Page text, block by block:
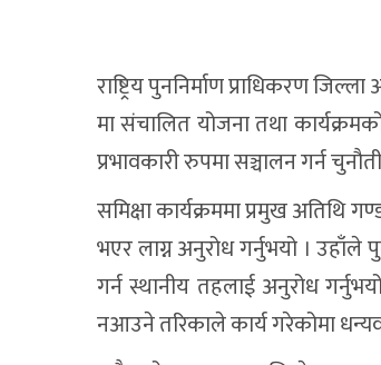
राष्ट्रिय पुननिर्माण प्राधिकरण
मा संचालित योजना तथा
प्रभावकारी रुपमा सञ्चालन गर्न
समिक्षा कार्यक्रममा प्रमुख अतिथि
भएर लाग्न अनुरोध गर्नुभयो । उहाँले
गर्न स्थानीय तहलाई अनुरोध
नआउने तरिकाले कार्य गरेकोमा